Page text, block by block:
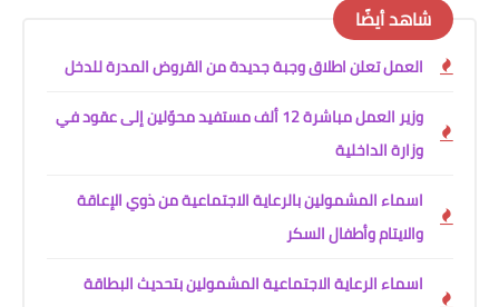
شاهد أيضًا
العمل تعلن اطلاق وجبة جديدة من القروض المدرة للدخل
وزير العمل مباشرة 12 ألف مستفيد محوّلين إلى عقود في
وزارة الداخلية
اسماء المشمولين بالرعاية الاجتماعية من ذوي الإعاقة
والايتام وأطفال السكر
اسماء الرعاية الاجتماعية المشمولين بتحديث البطاقة